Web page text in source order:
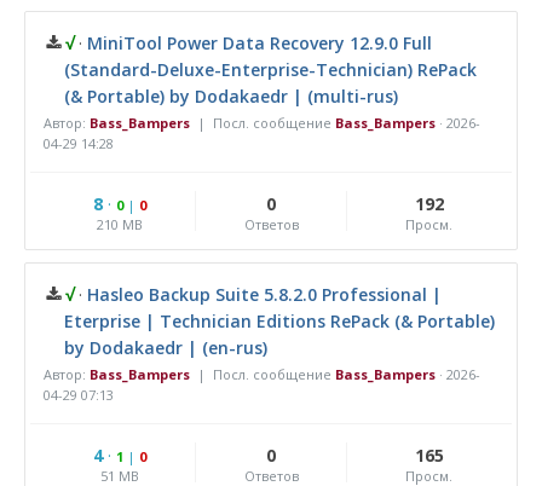
√ · MiniTool Power Data Recovery 12.9.0 Full
(Standard-Deluxe-Enterprise-Technician) RePack
(& Portable) by Dodakaedr | (multi-rus)
Автор: Bass_Bampers | Посл. сообщение Bass_Bampers · 2026-
04-29 14:28
8· 0| 0
210 MB
0
Ответов
192
Просм.
√ · Hasleo Backup Suite 5.8.2.0 Professional |
Eterprise | Technician Editions RePack (& Portable)
by Dodakaedr | (en-rus)
Автор: Bass_Bampers | Посл. сообщение Bass_Bampers · 2026-
04-29 07:13
4· 1 | 0
51 MB
0
Ответов
165
Просм.